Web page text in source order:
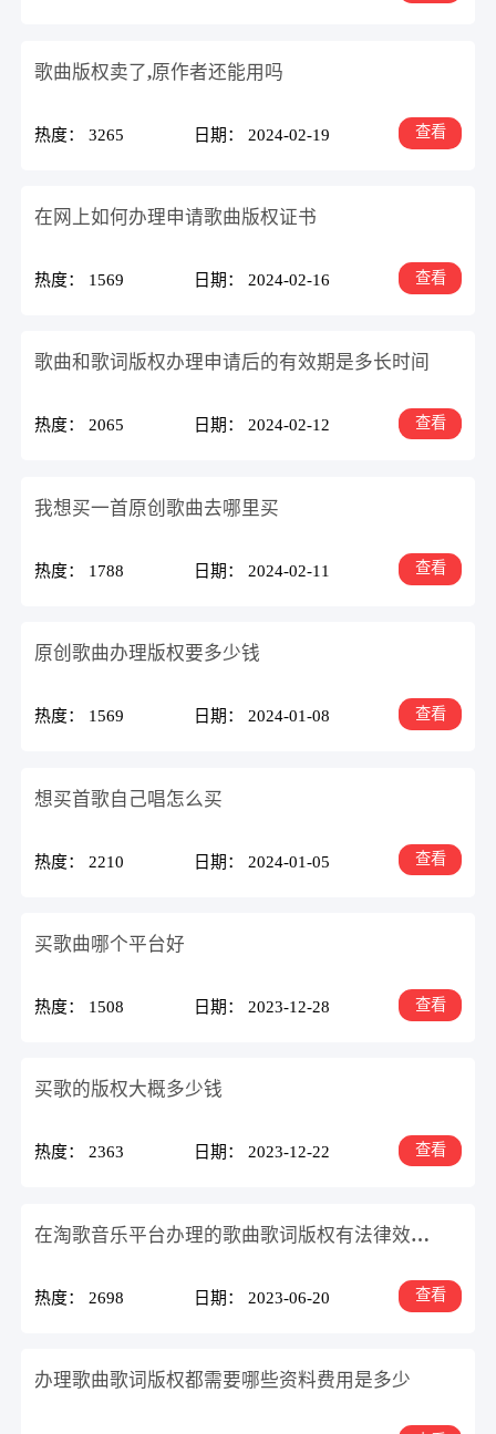
歌曲版权卖了,原作者还能用吗
热度： 3265 日期： 2024-02-19 查看
在网上如何办理申请歌曲版权证书
热度： 1569 日期： 2024-02-16 查看
歌曲和歌词版权办理申请后的有效期是多长时间
热度： 2065 日期： 2024-02-12 查看
我想买一首原创歌曲去哪里买
热度： 1788 日期： 2024-02-11 查看
原创歌曲办理版权要多少钱
热度： 1569 日期： 2024-01-08 查看
想买首歌自己唱怎么买
热度： 2210 日期： 2024-01-05 查看
买歌曲哪个平台好
热度： 1508 日期： 2023-12-28 查看
买歌的版权大概多少钱
热度： 2363 日期： 2023-12-22 查看
在淘歌音乐平台办理的歌曲歌词版权有法律效力吗
热度： 2698 日期： 2023-06-20 查看
办理歌曲歌词版权都需要哪些资料费用是多少